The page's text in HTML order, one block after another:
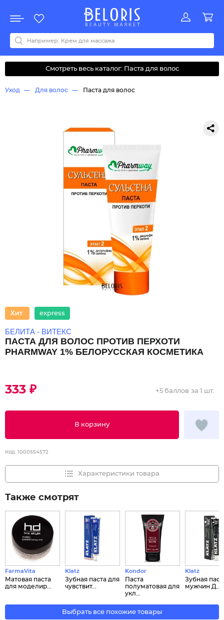
Акции
Все бренды
0-9ABCDEFGHIJKLMNOPQRSTUVWYZАБВДЗИМОКЛНПРСТУФ
Смотреть весь каталог: Паста для волос
Уход Для волос Паста для волос
express
БЕЛИТА - ВИТЕКС
ПАСТА ДЛЯ ВОЛОС ПРОТИВ ПЕРХОТИ
PHARMWAY 1% БЕЛОРУССКАЯ КОСМЕТИКА
333 ₽
В корзину
+5 баллов за 1 шт.
Код: 1000554572
Характеристики товара
Также смотрят
FarmaVita
Матовая паста
для моделир...
Klatz
Зубная паста для
чувствит...
Kondor
Паста
полуматовая для
укл...
Klatz
Зубная
мужчин Д...
Выбрать все похожие товары